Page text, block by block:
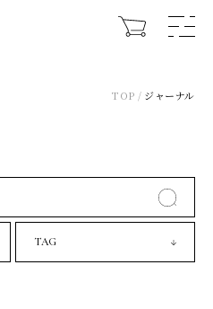
TOP ジャーナル
TAG